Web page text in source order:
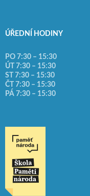
ÚŘEDNÍ HODINY
PO 7:30 – 15:30
ÚT 7:30 – 15:30
ST 7:30 – 15:30
ČT 7:30 – 15:30
PÁ 7:30 – 15:30